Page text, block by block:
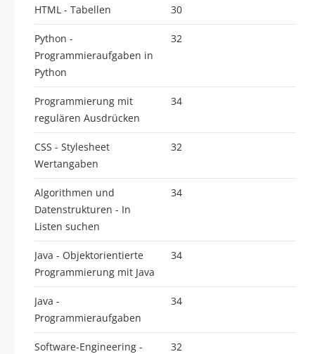
HTML - Tabellen 30
Python -
Programmieraufgaben in
Python
32
Programmierung mit
regulären Ausdrücken
34
CSS - Stylesheet
Wertangaben
32
Algorithmen und
Datenstrukturen - In
Listen suchen
34
Java - Objektorientierte
Programmierung mit Java
34
Java -
Programmieraufgaben
34
Software-Engineering -
32